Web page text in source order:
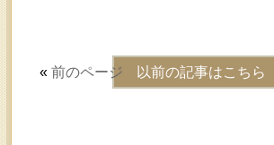
« 前のページ 以前の記事はこちら